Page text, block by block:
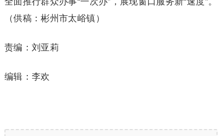
（供稿：彬州市太峪镇）
责编：刘亚莉
编辑：李欢